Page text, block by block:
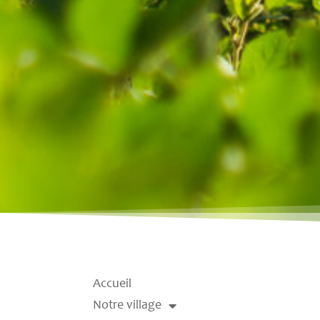
Accueil
Notre village